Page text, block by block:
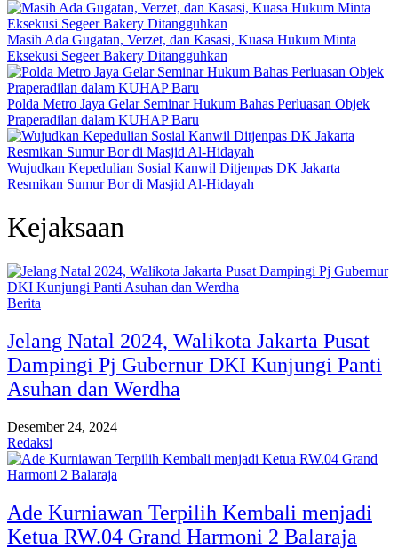
Masih Ada Gugatan, Verzet, dan Kasasi, Kuasa Hukum Minta
Eksekusi Segeer Bakery Ditangguhkan
Polda Metro Jaya Gelar Seminar Hukum Bahas Perluasan Objek
Praperadilan dalam KUHAP Baru
Wujudkan Kepedulian Sosial Kanwil Ditjenpas DK Jakarta
Resmikan Sumur Bor di Masjid Al-Hidayah
Kejaksaan
Berita
Jelang Natal 2024, Walikota Jakarta Pusat
Dampingi Pj Gubernur DKI Kunjungi Panti
Asuhan dan Werdha
Desember 24, 2024
Redaksi
Ade Kurniawan Terpilih Kembali menjadi
Ketua RW.04 Grand Harmoni 2 Balaraja